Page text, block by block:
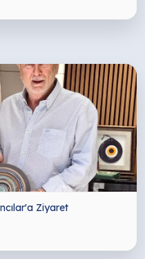
Ziyaret